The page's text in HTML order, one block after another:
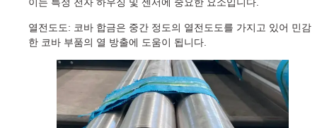
이는 특정 전자 하우징 및 센서에 중요한 요소입니다.
열전도도: 코바 합금은 중간 정도의 열전도도를 가지고 있어 민감
한 코바 부품의 열 방출에 도움이 됩니다.